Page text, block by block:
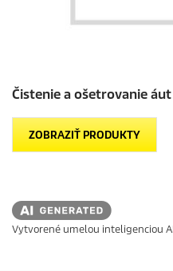
Čistenie a ošetrovanie áut
ZOBRAZIŤ PRODUKTY
Vytvorené umelou inteligenciou AI